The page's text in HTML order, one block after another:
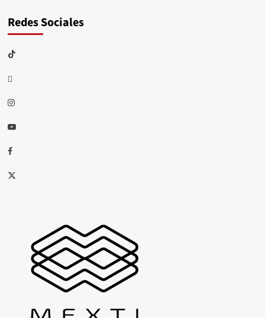
Redes Sociales
TikTok
threads
Instagram
Youtube
Facebook
X